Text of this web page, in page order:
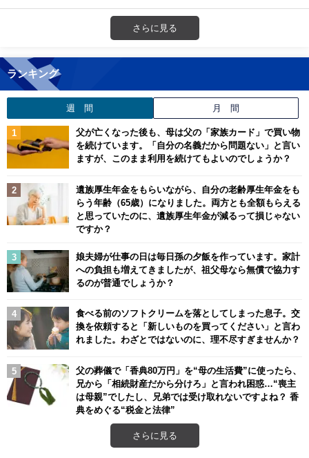
さらに見る
ランキング
週 間 月 間
父が亡くなった後も、母は父の「家族カード」で買い物
を続けています。「自分の名義だから問題ない」と言い
ますが、このまま利用を続けてもよいのでしょうか？
遺族厚生年金をもらいながら、自分の老齢厚生年金をも
らう年齢（65歳）になりました。両方とも全額もらえる
と思っていたのに、遺族厚生年金が減るって損じゃない
ですか？
娘夫婦が仕事の日は毎日孫の夕飯を作っています。家計
への負担も増えてきましたが、祖父母なら無償で協力す
るのが普通でしょうか？
食べる前のソフトクリームを落としてしまった息子。交
換を依頼すると「新しいものを買ってください」と言わ
れました。わざとではないのに、理不尽すぎませんか？
父の葬儀で「香典80万円」を“母の生活費”に使ったら、
兄から「相続財産だから分けろ」と言われ困惑…“喪主
は母親”でしたし、兄弟では受け取れないですよね？ 香
典をめぐる“税金と法律”
さらに見る